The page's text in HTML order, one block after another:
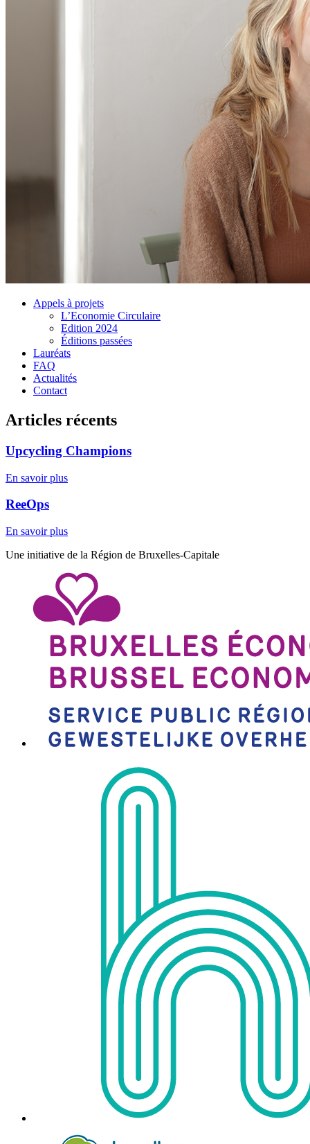
Appels à projets
L’Economie Circulaire
Edition 2024
Éditions passées
Lauréats
FAQ
Actualités
Contact
Articles récents
Upcycling Champions
En savoir plus
ReeOps
En savoir plus
Une initiative de la Région de Bruxelles-Capitale